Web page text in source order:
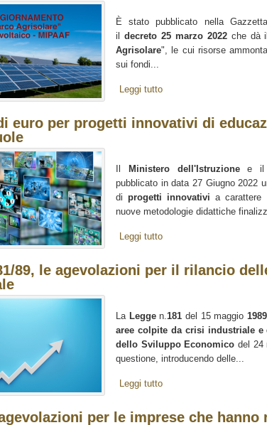
È stato pubblicato nella
il decreto 25 marzo 2022 che dà
Agrisolare", le cui risorse
sui fondi...
Leggi tutto
euro per progetti innovativi di
Ministero dell'Istruzionee il
pubblicato in data 27 Giugno 2022
diprogetti innovativi a carattere
nuove metodologie didattiche
Leggi tutto
89, le agevolazioni per il rilancio
La Leggen.181del 15 maggio1989
aree colpite da crisi industriale e
dello Sviluppo Economico del 24
questione, introducendo delle...
Leggi tutto
per le imprese che hanno